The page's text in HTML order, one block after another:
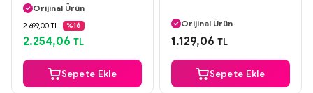
Orijinal Ürün
Güvenli Ödeme
Aynı Gün Kargo
2.699,00 TL %16
2.254,06 TL
Sepete Ekle
Orijinal Ürün
Güvenli Ödeme
1.129,06 TL
Sepete Ekle